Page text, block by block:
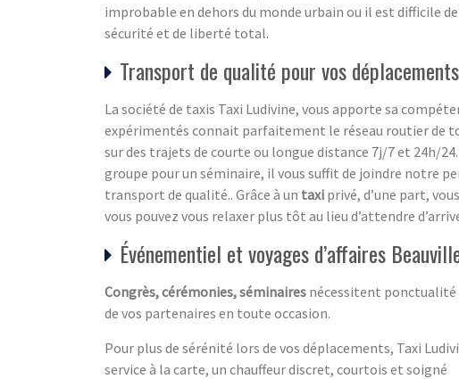
improbable en dehors du monde urbain ou il est difficile
sécurité et de liberté total.
Transport de qualité pour vos
La société de taxis Taxi Ludivine, vous apporte sa
expérimentés connait parfaitement le réseau routier de
sur des trajets de courte ou longue distance 7j/7 et 24h/
groupe pour un séminaire, il vous suffit de joindre notre
transport de qualité.. Grâce à un taxi privé, d’une part,
vous pouvez vous relaxer plus tôt au lieu d’attendre
Événementiel et voyages d’affaires
Congrès, cérémonies, séminaires nécessitent ponctualité
de vos partenaires en toute occasion.
Pour plus de sérénité lors de vos déplacements, Taxi
service à la carte, un chauffeur discret, courtois et soigné